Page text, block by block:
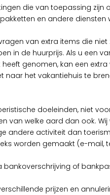
die van toepassing
en andere
van extra items die
in de huurprijs. Als u een
genomen, kan een
het vakantiehuis te
doeleinden, niet
van welke aard dan ook.
andere activiteit dan
worden gemaakt (e-
of
prijzen en